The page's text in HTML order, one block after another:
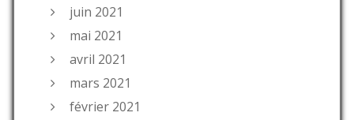
juin 2021
mai 2021
avril 2021
mars 2021
février 2021